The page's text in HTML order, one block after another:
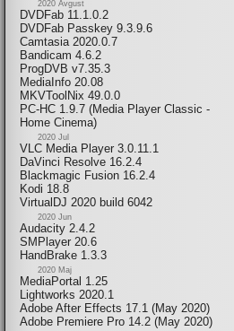
2020 Avgust
DVDFab 11.1.0.2
DVDFab Passkey 9.3.9.6
Camtasia 2020.0.7
Bandicam 4.6.2
ProgDVB v7.35.3
MediaInfo 20.08
MKVToolNix 49.0.0
PC-HC 1.9.7 (Media Player Classic -
Home Cinema)
2020 Jul
VLC Media Player 3.0.11.1
DaVinci Resolve 16.2.4
Blackmagic Fusion 16.2.4
Kodi 18.8
VirtualDJ 2020 build 6042
2020 Jun
Audacity 2.4.2
SMPlayer 20.6
HandBrake 1.3.3
2020 Maj
MediaPortal 1.25
Lightworks 2020.1
Adobe After Effects 17.1 (May 2020)
Adobe Premiere Pro 14.2 (May 2020)